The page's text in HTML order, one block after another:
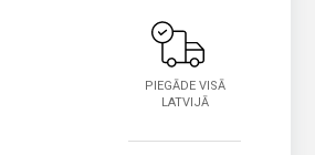
PIEGĀDE VISĀ
LATVIJĀ